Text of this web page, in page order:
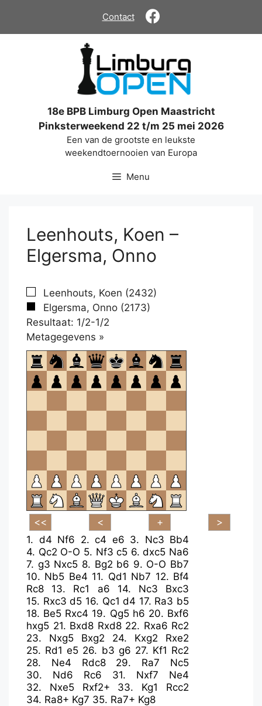
de
Contact
18e BPB Limburg Open Maastricht
Pinksterweekend 22 t/m 25 mei 2026
Een van de grootste en leukste
weekendtoernooien van Europa
Menu
Leenhouts, Koen –
Elgersma, Onno
Leenhouts, Koen (2432)
Elgersma, Onno (2173)
Resultaat: 1/2-1/2
Metagegevens »
om
te
openen.
1. d4 Nf6 2. c4 e6 3. Nc3 Bb4
4. Qc2 O-O 5. Nf3 c5 6.dxc5 Na6
7. g3 Nxc5 8. Bg2 b6 9. O-O Bb7
10. Nb5 Be4 11. Qd1 Nb7 12. Bf4
Rc8
13. Rc1 a6 14. Nc3
Bxc3
15. Rxc3 d5 16. Qc1 d4 17. Ra3 b5
18. Be5 Rxc4 19. Qg5 h6 20. Bxf6
hxg5 21. Bxd8 Rxd8 22. Rxa6 Rc2
23. Nxg5 Bxg2 24. Kxg2
Rxe2
25. Rd1 e5 26. b3 g6 27. Kf1 Rc2
28. Ne4 Rdc8 29. Ra7
Nc5
30. Nd6 Rc6 31. Nxf7
Ne4
32. Nxe5 Rxf2+ 33. Kg1
Rcc2
34. Ra8+ Kg7 35. Ra7+ Kg8